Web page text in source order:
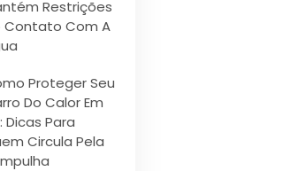
Restrições
Contato Com A
Proteger Seu
Do Calor Em
Dicas Para
Circula Pela